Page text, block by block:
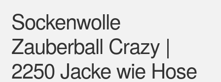
Sockenwolle
Zauberball Crazy |
2250 Jacke wie Hose